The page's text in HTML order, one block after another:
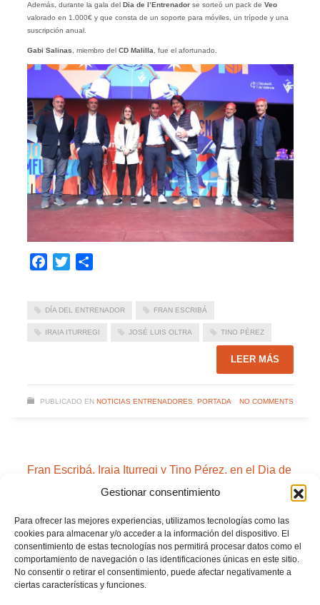
Gestionar consentimiento
Para ofrecer las mejores experiencias, utilizamos tecnologías como las
cookies para almacenar y/o acceder a la información del dispositivo. El
consentimiento de estas tecnologías nos permitirá procesar datos como el
comportamiento de navegación o las identificaciones únicas en este sitio.
No consentir o retirar el consentimiento, puede afectar negativamente a
ciertas características y funciones.
Además, durante la gala delDia de l’Entrenadorse sorteó un pack de Veo
valorado en 1.000€ y que consta de un soporte para móviles, un trípode y una
suscripción anual.
Gabi Salinas , miembro delCD Malilla , fue el afortunado.
Facebook
Twitter
DÍA DEL ENTRENADOR FRAN ESCRIBÁ
IRAIA ITURREGI JOSÉ LUIS OLTRA TINO PÉREZ
LEER MÁS
PUBLICADO EN NOTICIAS ENTRENADORES, PORTADA NO COMMENTS
Fran Escribá, Iraia Iturregi y Tino Pérez, en el Dia de
CaixaForum València
LUNES, 03 NOVIEMBRE 2025 PORPRENSA FFCV